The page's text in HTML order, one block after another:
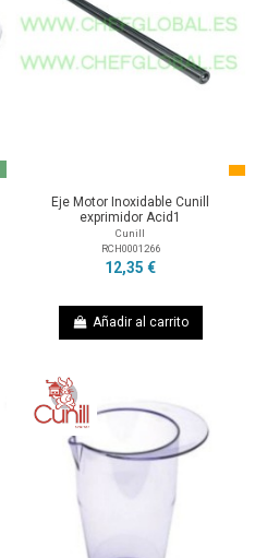
Eje Motor Inoxidable Cunill
exprimidor Acid1
Cunill
RCH0001266
12,35 €
Añadir al carrito